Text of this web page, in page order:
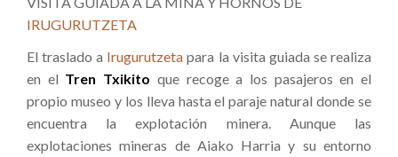
IRUGURUTZETA
El traslado a Irugurutzeta para la visita guiada se realiza
en el Tren Txikito que recoge a los pasajeros en el
propio museo y los lleva hasta el paraje natural donde se
encuentra la explotación minera. Aunque las
explotaciones mineras de Aiako Harria y su entorno